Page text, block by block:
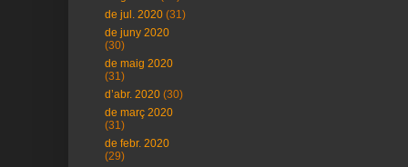
de jul. 2020 (31)
de juny 2020
(30)
de maig 2020
(31)
d’abr. 2020 (30)
de març 2020
(31)
de febr. 2020
(29)